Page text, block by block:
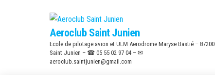
Aeroclub Saint Junien
Ecole de pilotage avion et ULM Aerodrome Maryse Bastié – 87200
Saint Junien – ☎ 05 55 02 97 04 – ✉
aeroclub.saintjunien@gmail.com